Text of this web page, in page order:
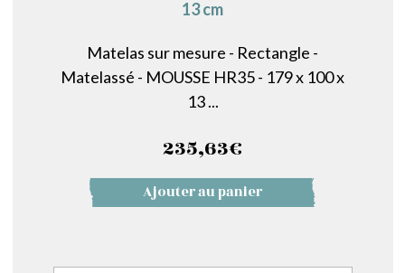
13 cm
Matelas sur mesure - Rectangle -
Matelassé - MOUSSE HR35 - 179 x 100 x
13 ...
235,63€
Ajouter au panier